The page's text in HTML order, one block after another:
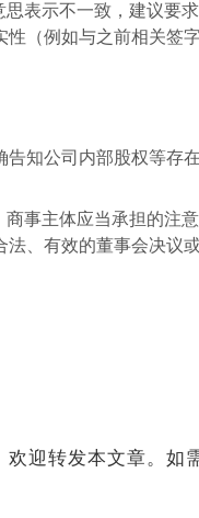
表示不一致，建议要
（例如与之前相关签
知公司内部股权等存
事主体应当承担的注
、有效的董事会决议
迎转发本文章。如